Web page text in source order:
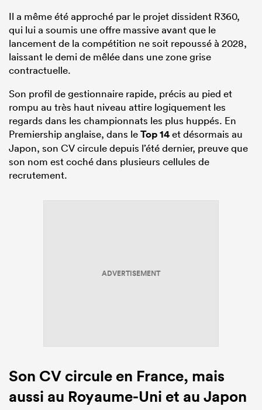
Il a même été approché par le projet dissident R360,
qui lui a soumis une offre massive avant que le
lancement de la compétition ne soit repoussé à 2028,
laissant le demi de mêlée dans une zone grise
contractuelle.
Son profil de gestionnaire rapide, précis au pied et
rompu au très haut niveau attire logiquement les
regards dans les championnats les plus huppés. En
Premiership anglaise, dans leTop 14et désormais au
Japon, son CV circule depuis l’été dernier, preuve que
son nom est coché dans plusieurs cellules de
recrutement.
ADVERTISEMENT
Son CV circule en France, mais
aussi au Royaume-Uni et au Japon